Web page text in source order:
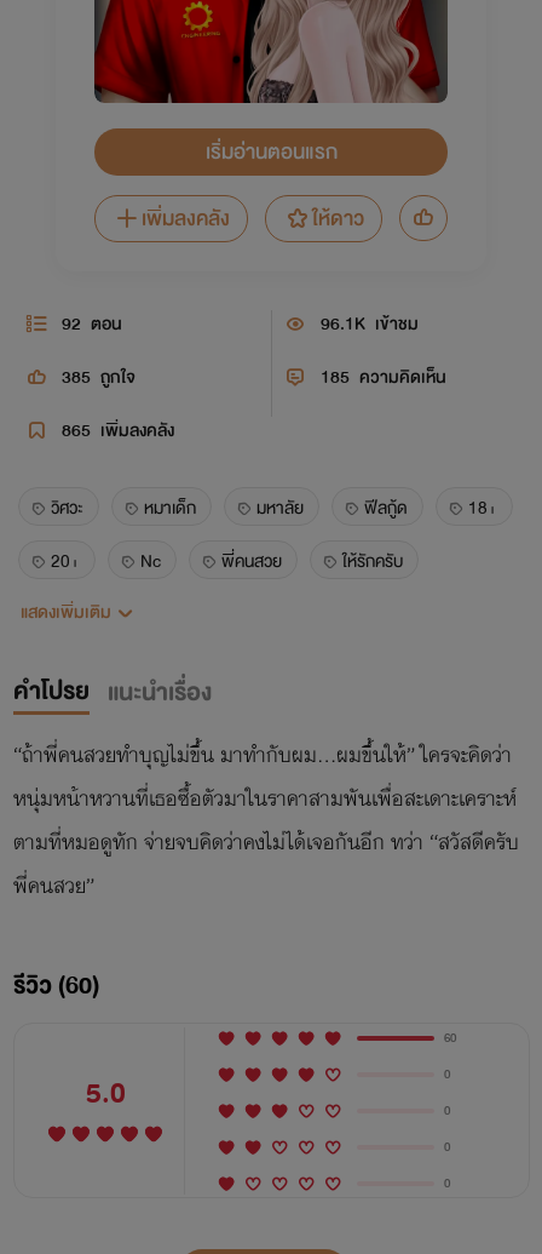
เริ่มอ่านตอนแรก
เพิ่มลงคลัง
ให้ดาว
92 ตอน 96.1K เข้าชม
385 ถูกใจ 185 ความคิดเห็น
865 เพิ่มลงคลัง
วิศวะ หมาเด็ก มหาลัย ฟีลกู้ด
18+
20+
Nc พี่คนสวย
ให้รักครับ
รินน้ำชา
แสดงเพิ่มเติม
คำโปรย แนะนำเรื่อง
“ถ้าพี่คนสวยทำบุญไม่ขึ้น มาทำกับผม…ผมขึ้นให้” ใครจะคิดว่า
หนุ่มหน้าหวานที่เธอซื้อตัวมาในราคาสามพันเพื่อสะเดาะเคราะห์
ตามที่หมอดูทัก จ่ายจบคิดว่าคงไม่ได้เจอกันอีก ทว่า “สวัสดีครับ
พี่คนสวย”
รีวิว (60)
5.0
60
0
0
0
0